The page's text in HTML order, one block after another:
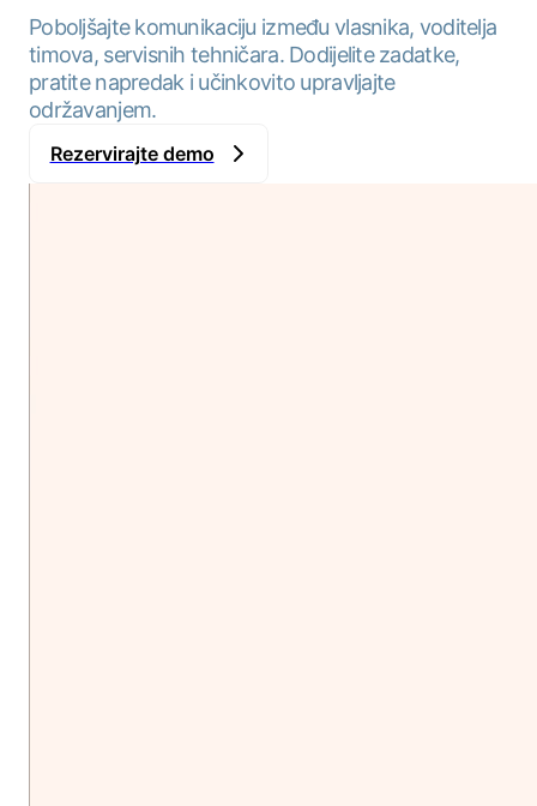
Poboljšajte komunikaciju između vlasnika, voditelja
timova, servisnih tehničara. Dodijelite zadatke,
pratite napredak i učinkovito upravljajte
održavanjem.
Rezervirajte demo